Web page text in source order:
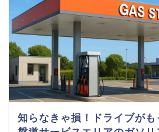
知らなきゃ損！ドライブが